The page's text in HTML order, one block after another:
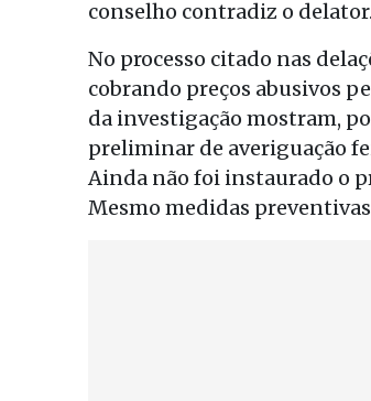
conselho contradiz o delator.
No processo citado nas
cobrando preços abusivos
da investigação mostram,
preliminar de averiguação
Ainda não foi instaurado o
Mesmo medidas